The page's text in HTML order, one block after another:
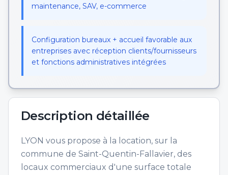
maintenance, SAV, e-commerce
Configuration bureaux + accueil favorable aux
entreprises avec réception clients/fournisseurs
et fonctions administratives intégrées
Description détaillée
LYON vous propose à la location, sur la
commune de Saint-Quentin-Fallavier, des
locaux commerciaux d'une surface totale